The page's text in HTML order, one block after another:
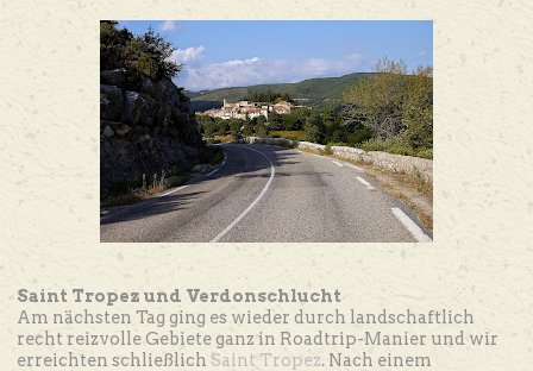
Saint Tropez und Verdonschlucht
Am nächsten Tag ging es wieder durch landschaftlich
recht reizvolle Gebiete ganz in Roadtrip-Manier und wir
erreichten schließlich Saint Tropez. Nach einem